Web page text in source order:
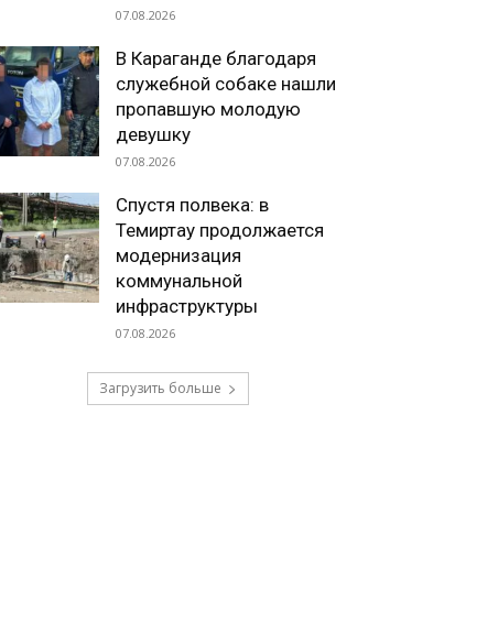
07.08.2026
В Караганде благодаря
служебной собаке нашли
пропавшую молодую
девушку
07.08.2026
Спустя полвека: в
Темиртау продолжается
модернизация
коммунальной
инфраструктуры
07.08.2026
Загрузить больше